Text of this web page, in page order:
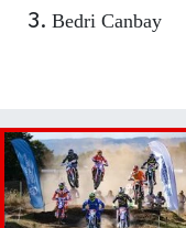
Bedri Canbay